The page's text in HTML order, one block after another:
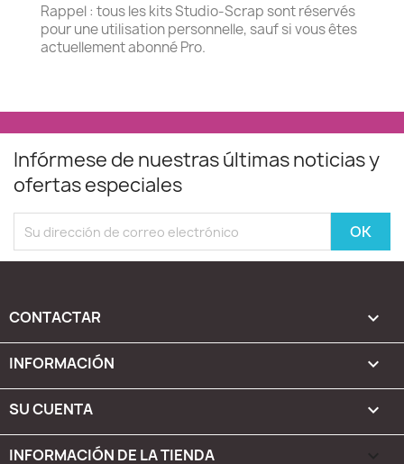
Rappel : tous les kits Studio-Scrap sont réservés
pour une utilisation personnelle, sauf si vous êtes
actuellement abonné Pro.
Infórmese de nuestras últimas noticias y
ofertas especiales
CONTACTAR 
INFORMACIÓN 
SU CUENTA 
INFORMACIÓN DE LA TIENDA